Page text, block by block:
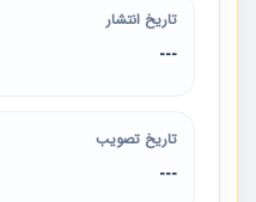
تاریخ انتشار
---
تاریخ تصویب
---